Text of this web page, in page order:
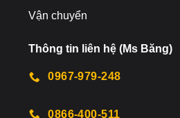
Vận chuyển
Thông tin liên hệ (Ms Băng)
0967-979-248
0866-400-511